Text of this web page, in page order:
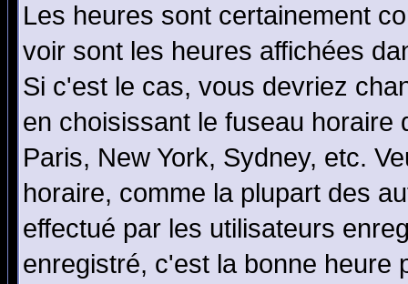
Les heures sont certainement
voir sont les heures affichées
Si c'est le cas, vous devriez
en choisissant le fuseau
Paris, New York, Sydney, etc.
horaire, comme la plupart des
effectué par les utilisateurs
enregistré, c'est la bonne heure